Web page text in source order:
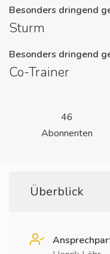
Besonders dringend
Sturm
Besonders dringend
Co-Trainer
46
Abonnenten
Überblick